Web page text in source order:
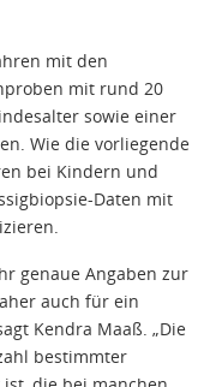
mit den
mit rund 20
sowie einer
Wie die vorliegende
bei Kindern und
Daten mit
genaue Angaben zur
auch für ein
Kendra Maaß. „Die
bestimmter